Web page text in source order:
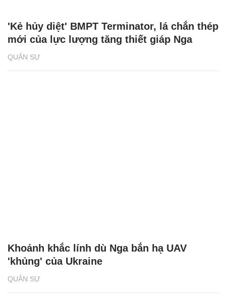
QUÂN SỰ
'Kẻ hủy diệt' BMPT Terminator, lá chắn thép
mới của lực lượng tăng thiết giáp Nga
QUÂN SỰ
Khoảnh khắc lính dù Nga bắn hạ UAV
'khủng' của Ukraine